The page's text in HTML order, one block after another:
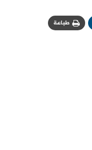
طباعة